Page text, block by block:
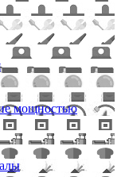
мощностью